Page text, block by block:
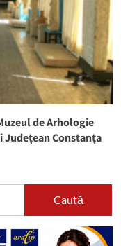
de Arhologie
Constanța